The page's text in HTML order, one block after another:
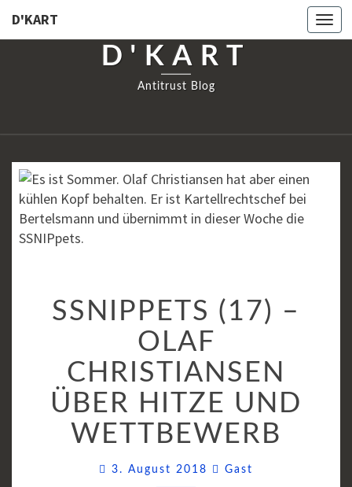
D'KART
D'KART
Antitrust Blog
(17)
OLAF
CHRISTIANSEN
ÜBER
HITZE
UND
WETTBEWERB
SSNIPPETS (17) –
OLAF
CHRISTIANSEN
ÜBER HITZE UND
WETTBEWERB
3. August 2018 Gast